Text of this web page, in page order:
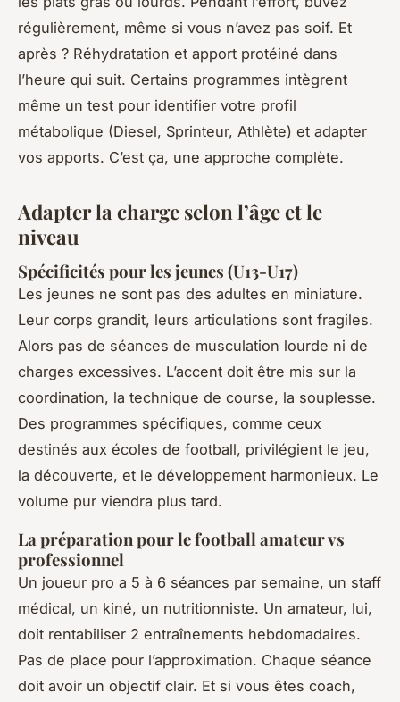
régulièrement, même si vous n’avez pas soif. Et
après ? Réhydratation et apport protéiné dans
l’heure qui suit. Certains programmes intègrent
même un test pour identifier votre profil
métabolique (Diesel, Sprinteur, Athlète) et adapter
vos apports. C’est ça, une approche complète.
Adapter la charge selon l’âge et le
niveau
Spécificités pour les jeunes (U13-U17)
Les jeunes ne sont pas des adultes en miniature.
Leur corps grandit, leurs articulations sont fragiles.
Alors pas de séances de musculation lourde ni de
charges excessives. L’accent doit être mis sur la
coordination, la technique de course, la souplesse.
Des programmes spécifiques, comme ceux
destinés aux écoles de football, privilégient le jeu,
la découverte, et le développement harmonieux. Le
volume pur viendra plus tard.
La préparation pour le football amateur vs
professionnel
Un joueur pro a 5 à 6 séances par semaine, un staff
médical, un kiné, un nutritionniste. Un amateur, lui,
doit rentabiliser 2 entraînements hebdomadaires.
Pas de place pour l’approximation. Chaque séance
doit avoir un objectif clair. Et si vous êtes coach,